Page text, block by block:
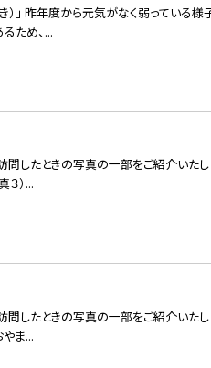
」 昨年度から元気がなく弱っている様
ため、...
問したときの写真の一部をご紹介いた
３）...
問したときの写真の一部をご紹介いた
やま...